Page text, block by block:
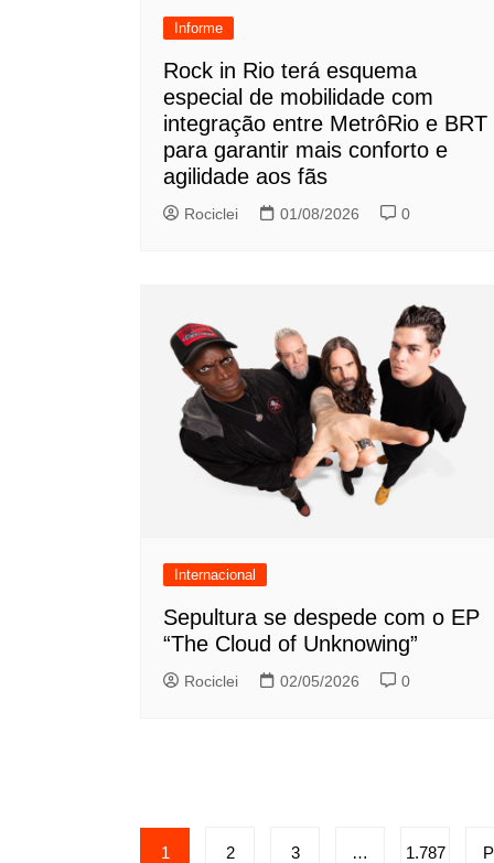
Informe
Rock in Rio terá esquema
especial de mobilidade com
integração entre MetrôRio e BRT
para garantir mais conforto e
agilidade aos fãs
Rociclei 01/08/2026 0
Internacional
Sepultura se despede com o EP
“The Cloud of Unknowing”
Rociclei 02/05/2026 0
Paginação
1 2 3 … 1.787